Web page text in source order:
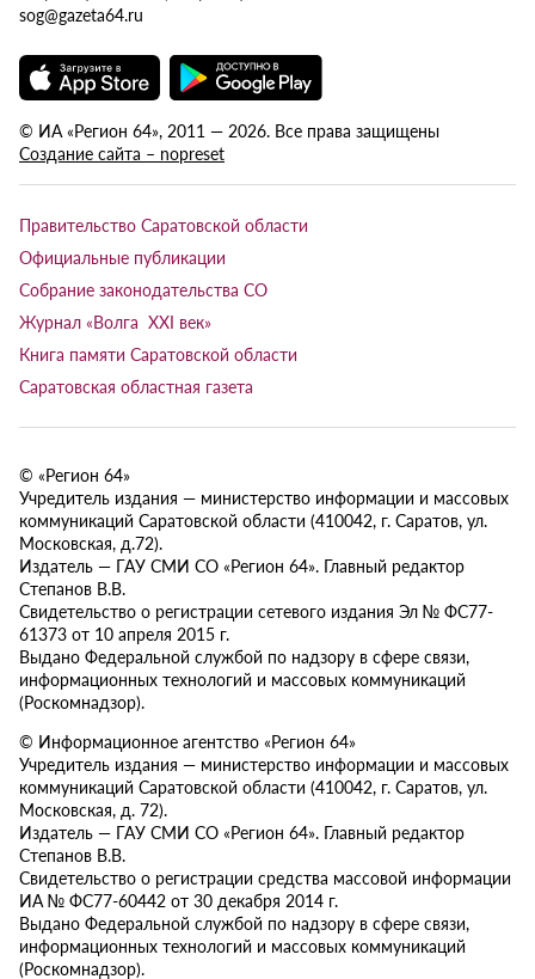
sog@gazeta64.ru
© ИА «Регион 64», 2011 — 2026. Все права защищены
Создание сайта – nopreset
Правительство Саратовской области
Официальные публикации
Собрание законодательства СО
Журнал «Волга XXI век»
Книга памяти Саратовской области
Саратовская областная газета
© «Регион 64»
Учредитель издания — министерство информации и массовых
коммуникаций Саратовской области (410042, г. Саратов, ул.
Московская, д.72).
Издатель — ГАУ СМИ СО «Регион 64». Главный редактор
Степанов В.В.
Свидетельство о регистрации сетевого издания Эл № ФС77-
61373 от 10 апреля 2015 г.
Выдано Федеральной службой по надзору в сфере связи,
информационных технологий и массовых коммуникаций
(Роскомнадзор).
© Информационное агентство «Регион 64»
Учредитель издания — министерство информации и массовых
коммуникаций Саратовской области (410042, г. Саратов, ул.
Московская, д. 72).
Издатель — ГАУ СМИ СО «Регион 64». Главный редактор
Степанов В.В.
Свидетельство о регистрации средства массовой информации
ИА № ФС77-60442 от 30 декабря 2014 г.
Выдано Федеральной службой по надзору в сфере связи,
информационных технологий и массовых коммуникаций
(Роскомнадзор).